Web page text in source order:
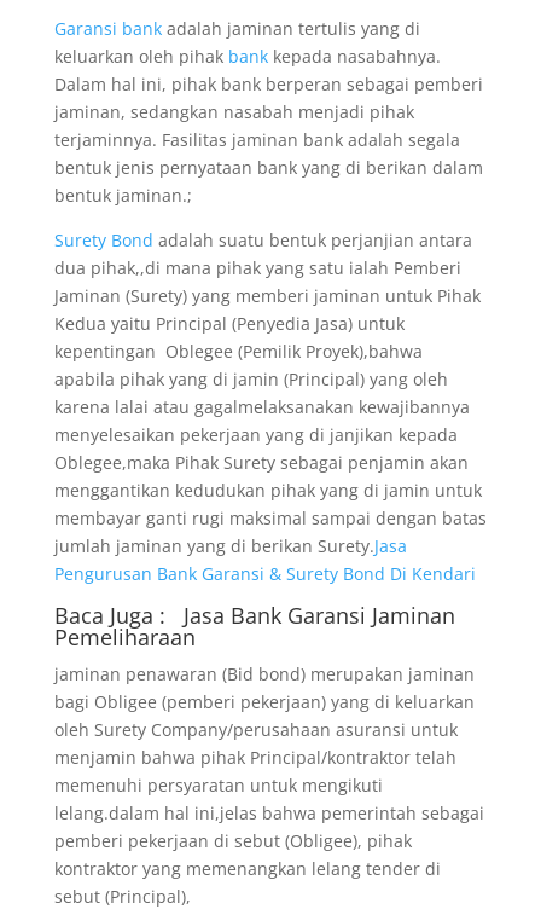
Garansi bankadalah jaminan tertulis yang di
keluarkan oleh pihak bankkepada nasabahnya.
Dalam hal ini, pihak bank berperan sebagai pemberi
jaminan, sedangkan nasabah menjadi pihak
terjaminnya. Fasilitas jaminan bank adalah segala
bentuk jenis pernyataan bank yang di berikan dalam
bentuk jaminan.;
Surety Bond adalah suatu bentuk perjanjian antara
dua pihak,,di mana pihak yang satu ialah Pemberi
Jaminan (Surety) yang memberi jaminan untuk Pihak
Kedua yaitu Principal (Penyedia Jasa) untuk
kepentingan Oblegee (Pemilik Proyek),bahwa
apabila pihak yang di jamin (Principal) yang oleh
karena lalai atau gagalmelaksanakan kewajibannya
menyelesaikan pekerjaan yang di janjikan kepada
Oblegee,maka Pihak Surety sebagai penjamin akan
menggantikan kedudukan pihak yang di jamin untuk
membayar ganti rugi maksimal sampai dengan batas
jumlah jaminan yang di berikan Surety.Jasa
Pengurusan Bank Garansi & Surety Bond Di Kendari
Baca Juga : Jasa Bank Garansi Jaminan
Pemeliharaan
jaminan penawaran (Bid bond) merupakan jaminan
bagi Obligee (pemberi pekerjaan) yang di keluarkan
oleh Surety Company/perusahaan asuransi untuk
menjamin bahwa pihak Principal/kontraktor telah
memenuhi persyaratan untuk mengikuti
lelang.dalam hal ini,jelas bahwa pemerintah sebagai
pemberi pekerjaan di sebut (Obligee), pihak
kontraktor yang memenangkan lelang tender di
sebut (Principal),